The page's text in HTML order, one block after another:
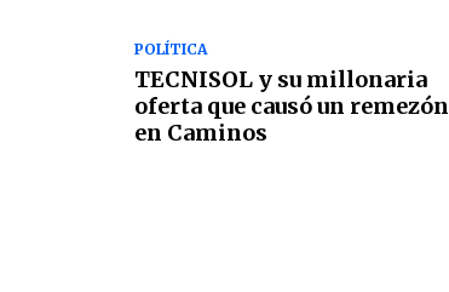
POLÍTICA
TECNISOL y su millonaria
oferta que causó un remezón
en Caminos